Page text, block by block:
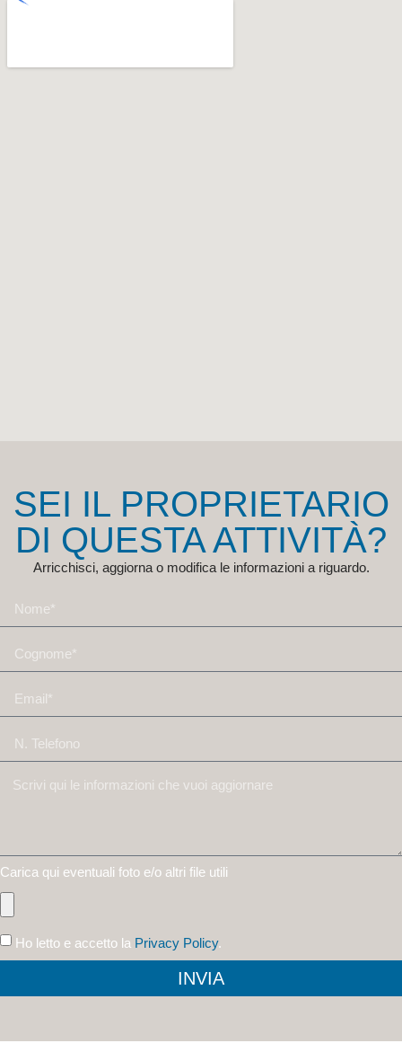
SEI IL PROPRIETARIO
DI QUESTA ATTIVITÀ?
Arricchisci, aggiorna o modifica le informazioni a riguardo.
Carica qui eventuali foto e/o altri file utili
Ho letto e accetto la Privacy Policy.
INVIA